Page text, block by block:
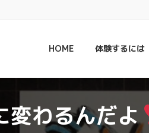
HOME 体験するには
変わるんだよ